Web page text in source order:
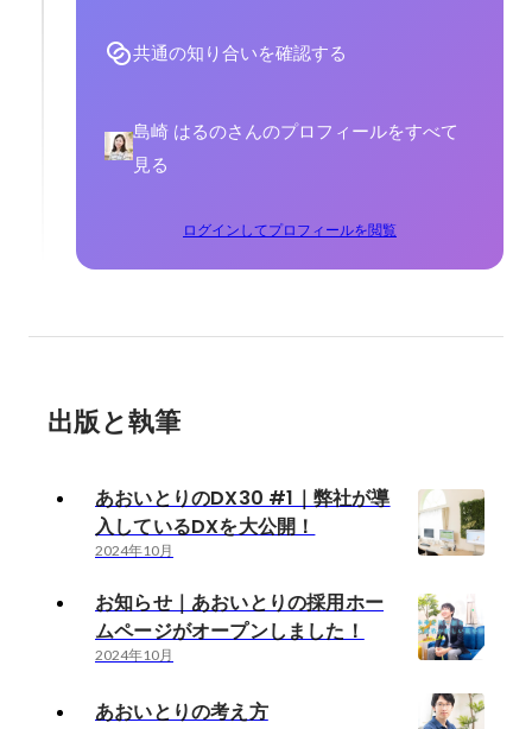
共通の知り合いを確認する
島崎 はるのさんのプロフィールをすべて
見る
ログインしてプロフィールを閲覧
出版と執筆
あおいとりのDX30 #1｜弊社が導
入しているDXを大公開！
2024年10月
お知らせ｜あおいとりの採用ホー
ムページがオープンしました！
2024年10月
あおいとりの考え方